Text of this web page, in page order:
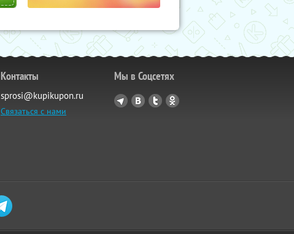
Контакты
sprosi@kupikupon.ru
Связаться с нами
Мы в Соцсетях